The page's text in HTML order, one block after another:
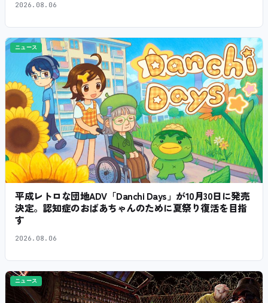
2026.08.06
ニュース
平成レトロな団地ADV「Danchi Days」が10月30日に発売
決定。認知症のおばあちゃんのために夏祭り復活を目指
す
2026.08.06
ニュース